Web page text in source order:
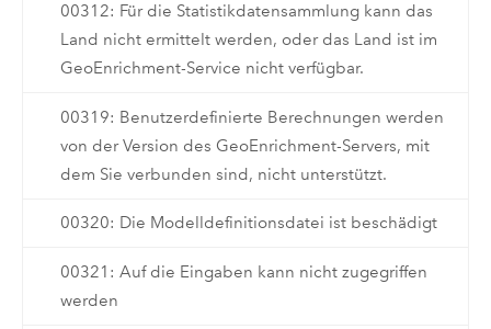
00312: Für die Statistikdatensammlung kann das
Land nicht ermittelt werden, oder das Land ist im
GeoEnrichment-Service nicht verfügbar.
00319: Benutzerdefinierte Berechnungen werden
von der Version des GeoEnrichment-Servers, mit
dem Sie verbunden sind, nicht unterstützt.
00320: Die Modelldefinitionsdatei ist beschädigt
00321: Auf die Eingaben kann nicht zugegriffen
werden